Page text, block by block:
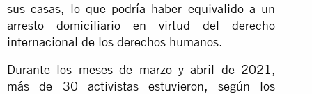
sus casas, lo que podría haber equivalido a un
arresto domiciliario en virtud del derecho
internacional de los derechos humanos.
Durante los meses de marzo y abril de 2021,
más de 30 activistas estuvieron, según los